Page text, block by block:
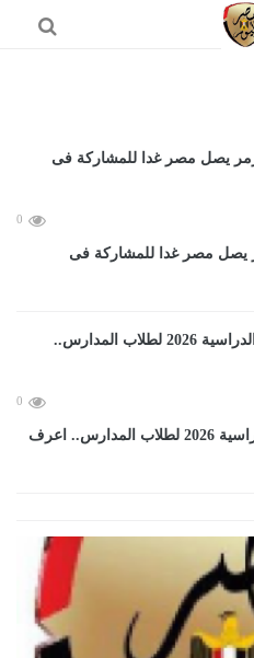
0
يصل مصر غدا للمشاركة فى
0
أماكن وطرق سداد المصروفات الدراسية 2026 لطلاب المدارس.. اعرف